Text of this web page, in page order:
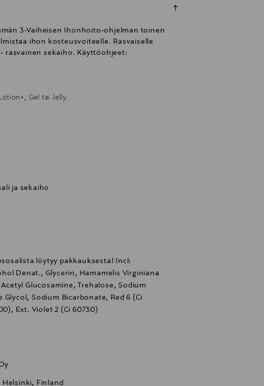
3-Vaiheisen Ihonhoito-ohjelman toinen
ihon kosteusvoiteelle. Rasvaiselle
rasvainen sekaiho. Käyttöohjeet:
Gel tai Jelly.
ja sekaiho
löytyy pakkauksesta! Incl:
Denat., Glycerin, Hamamelis Virginiana
Glucosamine, Trehalose, Sodium
Sodium Bicarbonate, Red 6 (Ci
Ext. Violet 2 (Ci 60730)
Helsinki, Finland